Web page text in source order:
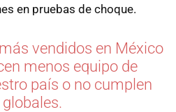
en pruebas de choque.
vendidos en México
menos equipo de
país o no cumplen